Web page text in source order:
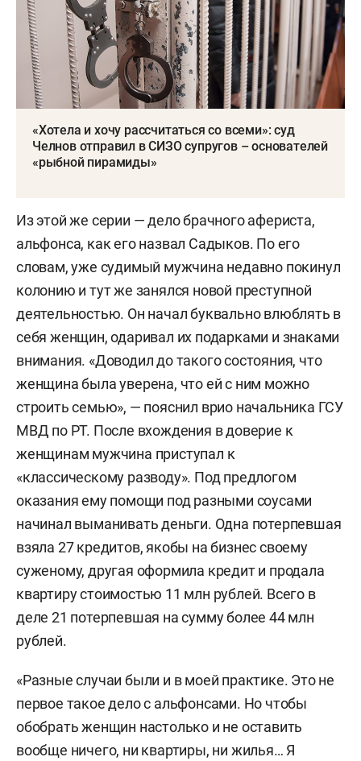
«Хотела и хочу рассчитаться со всеми»: суд
Челнов отправил в СИЗО супругов – основателей
«рыбной пирамиды»
Из этой же серии — дело брачного афериста,
альфонса, как его назвал Садыков. По его
словам, уже судимый мужчина недавно покинул
колонию и тут же занялся новой преступной
деятельностью. Он начал буквально влюблять в
себя женщин, одаривал их подарками и знаками
внимания. «Доводил до такого состояния, что
женщина была уверена, что ей с ним можно
строить семью», — пояснил врио начальника ГСУ
МВД по РТ. После вхождения в доверие к
женщинам мужчина приступал к
«классическому разводу». Под предлогом
оказания ему помощи под разными соусами
начинал выманивать деньги. Одна потерпевшая
взяла 27 кредитов, якобы на бизнес своему
суженому, другая оформила кредит и продала
квартиру стоимостью 11 млн рублей. Всего в
деле 21 потерпевшая на сумму более 44 млн
рублей.
«Разные случаи были и в моей практике. Это не
первое такое дело с альфонсами. Но чтобы
обобрать женщин настолько и не оставить
вообще ничего, ни квартиры, ни жилья… Я